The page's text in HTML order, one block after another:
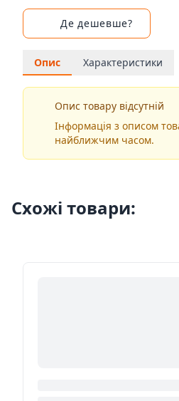
Де дешевше?
Опис Характеристики
Опис товару відсутній
Інформація з описом
найближчим часом.
Схожі товари: